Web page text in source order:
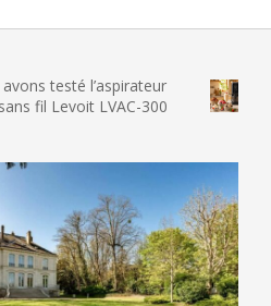
l’aspirateur
LVAC-300
Nous
glace